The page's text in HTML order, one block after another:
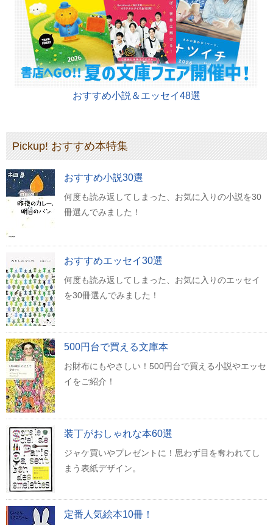
おすすめ小説＆エッセイ48選
Pickup! おすすめ本特集
おすすめ小説30選
何度も読み返してしまった、お気に入りの小説を30
冊選んでみました！
おすすめエッセイ30選
何度も読み返してしまった、お気に入りのエッセイ
を30冊選んでみました！
500円台で買える文庫本
お財布にもやさしい！500円台で買える小説やエッセ
イをご紹介！
装丁がおしゃれな本60選
ジャケ買いやプレゼントに！思わず目を奪われてし
まう表紙デザイン。
定番人気絵本10冊！